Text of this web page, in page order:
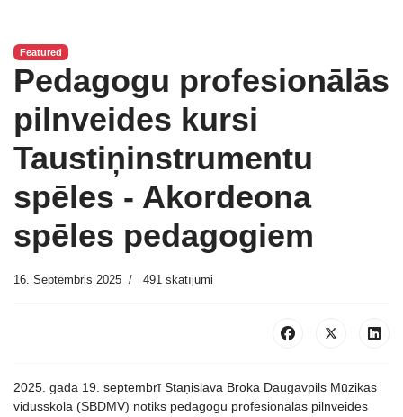
Featured
Pedagogu profesionālās
pilnveides kursi
Taustiņinstrumentu
spēles - Akordeona
spēles pedagogiem
16. Septembris 2025 491 skatījumi
2025. gada 19. septembrī Staņislava Broka Daugavpils Mūzikas
vidusskolā (SBDMV) notiks pedagogu profesionālās pilnveides